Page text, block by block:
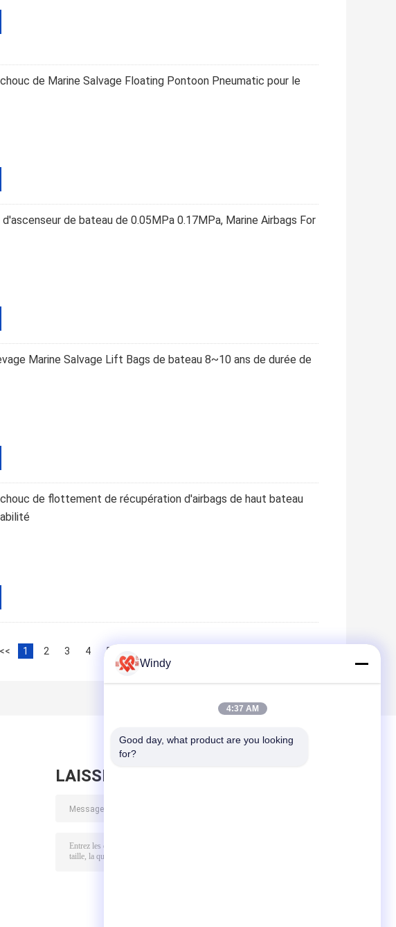
de Marine Salvage Floating Pontoon Pneumatic pour le
de bateau de 0.05MPa 0.17MPa, Marine Airbags For
Marine Salvage Lift Bags de bateau 8~10 ans de durée de
de flottement de récupération d'airbags de haut bateau
<< 1 2 3 4 5
LAISSEZ UN MESSAGE
Windy
4:37 AM
Good day, what product are you looking
for?